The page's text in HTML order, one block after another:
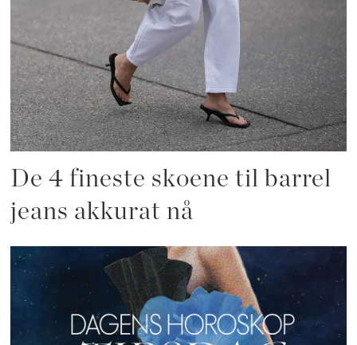
De 4 fineste skoene til barrel
jeans akkurat nå